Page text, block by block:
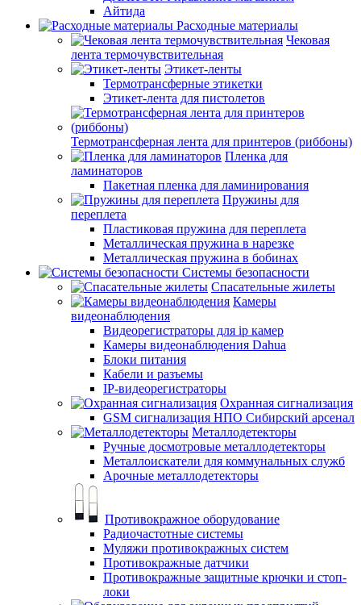
Айтида
Расходные материалы
Чековая
лента термочувствительная
Этикет-ленты
Термотрансферные этикетки
Этикет-лента для пистолетов
Термотрансферная лента для принтеров (риббоны)
Пленка для
ламинаторов
Пакетная пленка для ламинирования
Пружины для
переплета
Пластиковая пружина для переплета
Металлическая пружина в нарезке
Металлическая пружина в бобинах
Системы безопасности
Спасательные жилеты
Камеры
видеонаблюдения
Видеорегистраторы для ip камер
Камеры видеонаблюдения Dahua
Блоки питания
Кабели и разъемы
IP-видеорегистраторы
Охранная сигнализация
GSM сигнализация НПО Сибирский арсенал
Металлодетекторы
Ручные досмотровые металлодетекторы
Металлоискатели для коммунальных служб
Арочные металлодетекторы
Противокражное оборудование
Радиочастотные системы
Муляжи противокражных систем
Противокражные датчики
Противокражные защитные крючки и стоп-
локи